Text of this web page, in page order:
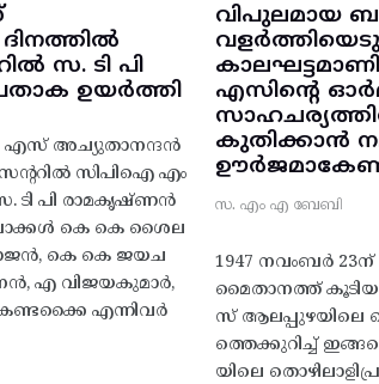
സ. ടി പി
ഉയർത്തി
എസ് അച്യുതാനന്ദൻ
സിപിഐ എം
സ. ടി പി രാമകൃഷ്‌ണൻ
കെ കെ ശൈല
കെ കെ ജയച
എ വിജയകുമാർ,
എന്നിവർ
വിപുലമായ
എസിന്റെ
കുതിക്കാൻ
സ. എം എ ബേബി
1947 നവംബർ 23ന്
മൈതാനത്ത്‌
സ് ആലപ്പുഴയിലെ
ത്തെക്കുറിച്ച്
യിലെ